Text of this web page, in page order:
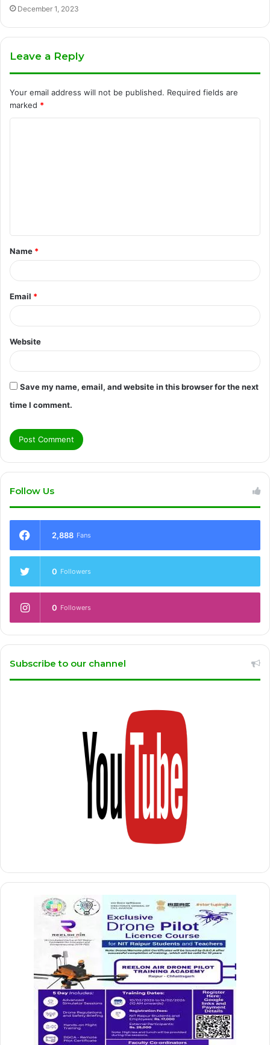
December 1, 2023
Leave a Reply
Your email address will not be published. Required fields are
marked *
t
*
Name *
Email *
Website
Save my name, email, and website in this browser for the next
time I comment.
Follow Us
2,888 Fans
0 Followers
0 Followers
Subscribe to our channel